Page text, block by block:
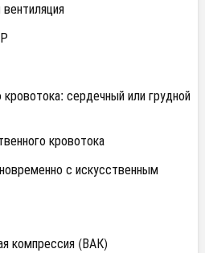
сердечный или грудной
кровотока
с искусственным
компрессия (ВАК)